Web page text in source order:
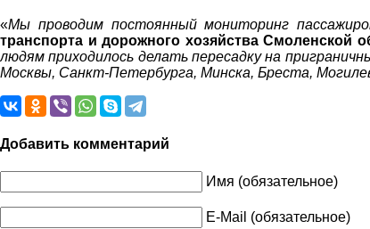
«Мы проводим постоянный мониторинг
транспорта и дорожного хозяйства Смоленской
людям приходилось делать пересадку на
Москвы, Санкт-Петербурга, Минска, Бреста,
Добавить комментарий
Имя (обязательное)
E-Mail (обязательное)